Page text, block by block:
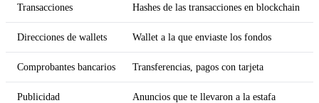
Transacciones Hashes de las transacciones en blockchain
Direcciones de wallets Wallet a la que enviaste los fondos
Comprobantes bancarios Transferencias, pagos con tarjeta
Publicidad Anuncios que te llevaron a la estafa